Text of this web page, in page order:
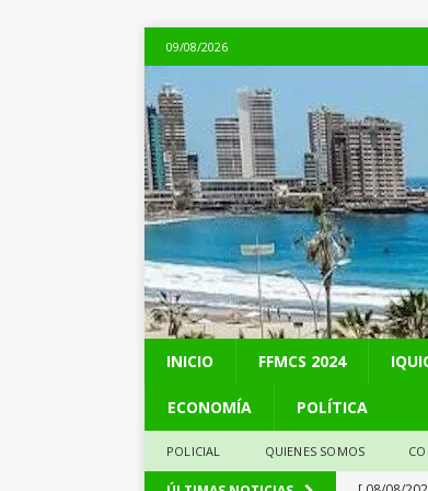
09/08/2026
INICIO FFMCS 2024
ECONOMÍA POLÍTICA
POLICIAL QUIENES SOMOS